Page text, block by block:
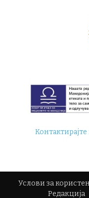
Услови за
Редакција